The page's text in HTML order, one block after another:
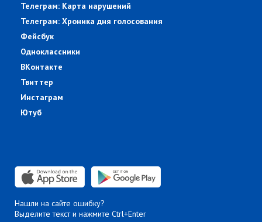
Телеграм: Карта нарушений
Телеграм: Хроника дня голосования
Фейсбук
Одноклассники
ВКонтакте
Твиттер
Инстаграм
Ютуб
Нашли на сайте ошибку?
Выделите текст и нажмите Ctrl+Enter